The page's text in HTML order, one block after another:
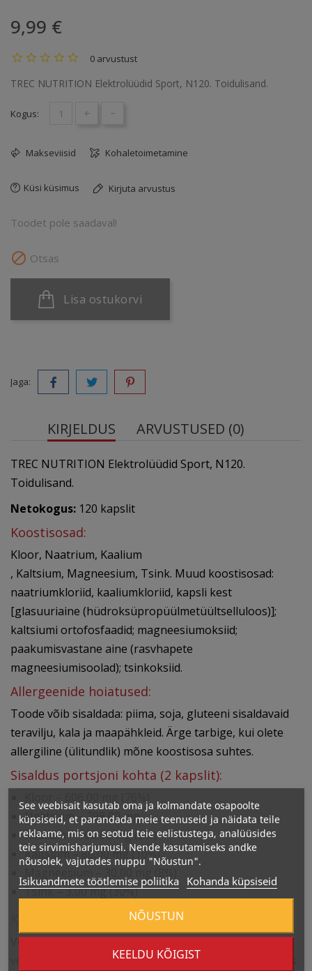
9,99 €
0 arvustust
TREC NUTRITION Elektrolüüdid Sport, N120. Toidulisand.
Kogus: + -
Makseviisid Kohaletoimetamine
Küsi küsimus Kirjuta arvustus
Toodet pole saadaval!
 Otsas
Lisa ostukorvi
Jaga:
KIRJELDUS ARVUSTUSED (0)
TREC NUTRITION Elektrolüüdid Sport, N120.
Toidulisand.
Netokogus: 120 kapslit
Koostisosad:
Kloor, Naatrium, Kaalium
, Kaltsium, Magneesium, Tsink. Muud koostisosad:
naatriumkloriid, kaaliumkloriid, kapsli kest
[glasuuriaine (hüdroksüpropüülmetüültselluloos)];
kaltsiumi ortofosfaadid; magneesiumoksiid;
paakumisvastane aine (rasvhapete
magneesiumisoolad); tsinkoksiid.
Allergeenide hoiatused:
Toode võib sisaldada: piima, soja, gluteeni sisaldavaid
teravilju, kala ja maapähkleid. Ärge tarbige, kui olete
allergiline (ülitundlik) mõne koostisosa suhtes.
Sisaldus portsjoni kohta (2 kapslit):
Naatrium – 298,00 mg
Kaalium – 160,00 mg (8%)
Kaltsium – 80,00 mg (10%)
Tsink – 3,00 mg (30%)
Võtta üks portsjon toodet – 2 kapslit – koos 300 ml
veega. Kasutada 2 portsjonit päevas, eelistatavalt koos
See veebisait kasutab oma ja kolmandate osapoolte
küpsiseid, et parandada meie teenuseid ja näidata teile
reklaame, mis on seotud teie eelistustega, analüüsides
teie sirvimisharjumusi. Nende kasutamiseks andke
nõusolek, vajutades nuppu "Nõustun".
Isikuandmete töötlemise poliitika Kohanda küpsiseid
KEELDU KÕIGIST
NÕUSTUN